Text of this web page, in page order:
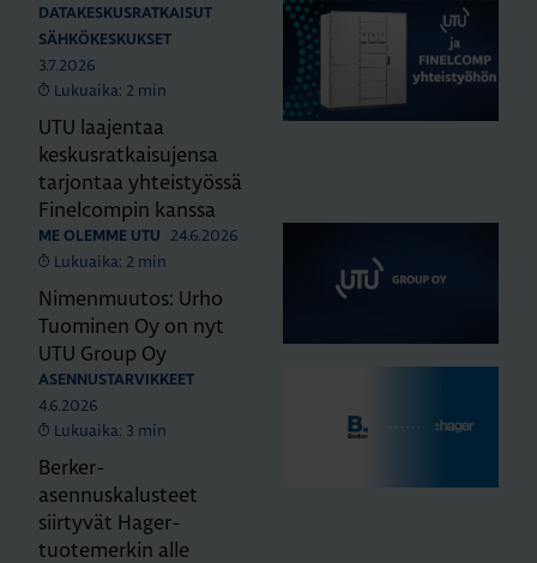
DATAKESKUSRATKAISUT
SÄHKÖKESKUKSET
3.7.2026
Lukuaika: 2 min
UTU laajentaa
keskusratkaisujensa
tarjontaa yhteistyössä
Finelcompin kanssa
ME OLEMME UTU
24.6.2026
Lukuaika: 2 min
Nimenmuutos: Urho
Tuominen Oy on nyt
UTU Group Oy
ASENNUSTARVIKKEET
4.6.2026
Lukuaika: 3 min
Berker-
asennuskalusteet
siirtyvät Hager-
tuotemerkin alle